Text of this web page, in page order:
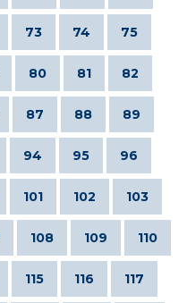
73 74 75
80 81 82
87 88 89
94 95 96
101 102 103
108 109 110
115 116 117